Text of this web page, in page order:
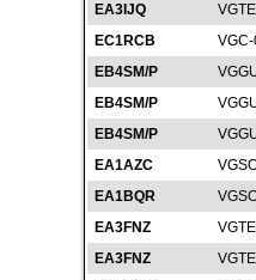
EA3IJQ
EC1RCB
EB4SM/P
EB4SM/P
EB4SM/P
EA1AZC
EA1BQR
EA3FNZ
EA3FNZ